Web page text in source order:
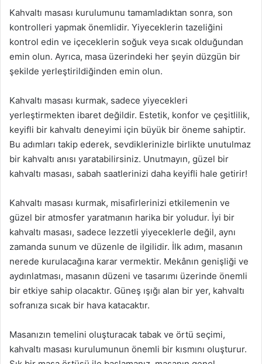
Kahvaltı masası kurulumunu tamamladıktan sonra, son
kontrolleri yapmak önemlidir. Yiyeceklerin tazeliğini
kontrol edin ve içeceklerin soğuk veya sıcak olduğundan
emin olun. Ayrıca, masa üzerindeki her şeyin düzgün bir
şekilde yerleştirildiğinden emin olun.
Kahvaltı masası kurmak, sadece yiyecekleri
yerleştirmekten ibaret değildir. Estetik, konfor ve çeşitlilik,
keyifli bir kahvaltı deneyimi için büyük bir öneme sahiptir.
Bu adımları takip ederek, sevdiklerinizle birlikte unutulmaz
bir kahvaltı anısı yaratabilirsiniz. Unutmayın, güzel bir
kahvaltı masası, sabah saatlerinizi daha keyifli hale getirir!
Kahvaltı masası kurmak, misafirlerinizi etkilemenin ve
güzel bir atmosfer yaratmanın harika bir yoludur. İyi bir
kahvaltı masası, sadece lezzetli yiyeceklerle değil, aynı
zamanda sunum ve düzenle de ilgilidir. İlk adım, masanın
nerede kurulacağına karar vermektir. Mekânın genişliği ve
aydınlatması, masanın düzeni ve tasarımı üzerinde önemli
bir etkiye sahip olacaktır. Güneş ışığı alan bir yer, kahvaltı
sofranıza sıcak bir hava katacaktır.
Masanızın temelini oluşturacak tabak ve örtü seçimi,
kahvaltı masası kurulumunun önemli bir kısmını oluşturur.